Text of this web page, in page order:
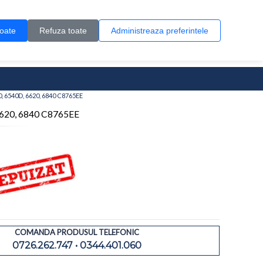
Refuza toate Administreaza preferintele
0 produs(e)
6620, 6840 C8765EE
6840 C8765EE
COMANDA PRODUSUL TELEFONIC
0726.262.747 • 0344.401.060